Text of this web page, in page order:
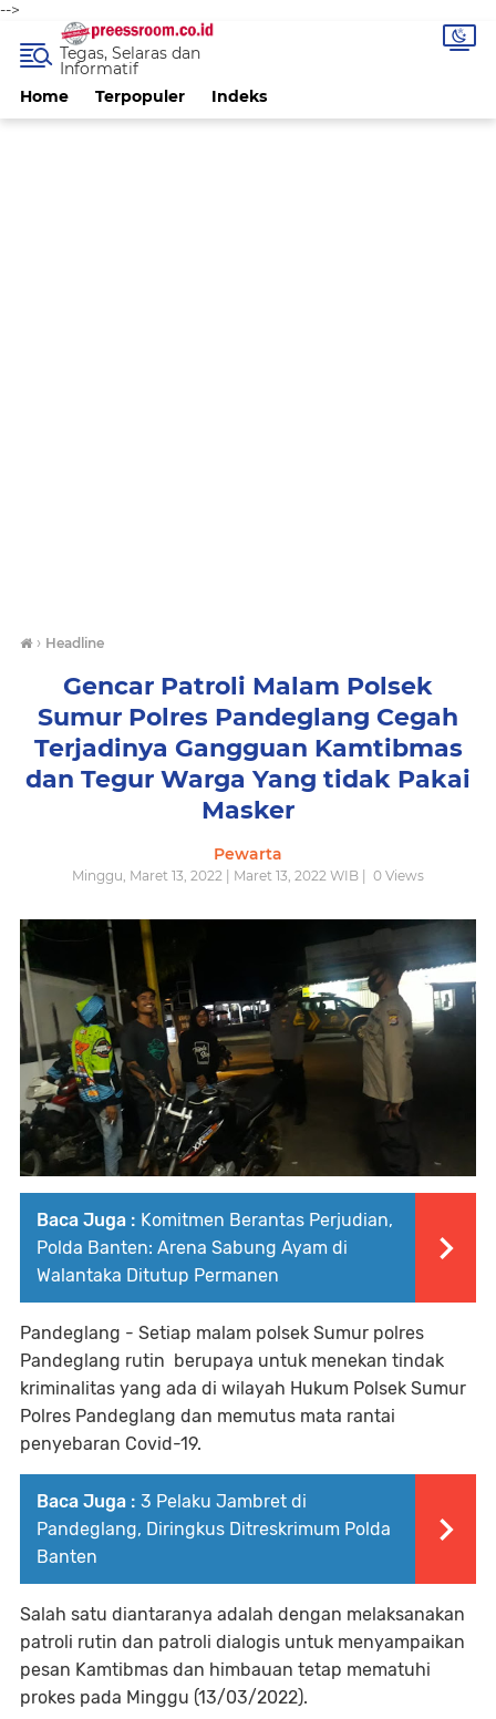
-->
Home Terpopuler Indeks
Tegas, Selaras dan
Informatif
› Headline
Gencar Patroli Malam Polsek
Sumur Polres Pandeglang Cegah
Terjadinya Gangguan Kamtibmas
dan Tegur Warga Yang tidak Pakai
Masker
Pewarta
Minggu, Maret 13, 2022 | Maret 13, 2022 WIB | 0 Views
Baca Juga : Komitmen Berantas Perjudian,
Polda Banten: Arena Sabung Ayam di
Walantaka Ditutup Permanen
Pandeglang - Setiap malam polsek Sumur polres
Pandeglang rutin berupaya untuk menekan tindak
kriminalitas yang ada di wilayah Hukum Polsek Sumur
Polres Pandeglang dan memutus mata rantai
penyebaran Covid-19.
Baca Juga : 3 Pelaku Jambret di
Pandeglang, Diringkus Ditreskrimum Polda
Banten
Salah satu diantaranya adalah dengan melaksanakan
patroli rutin dan patroli dialogis untuk menyampaikan
pesan Kamtibmas dan himbauan tetap mematuhi
prokes pada Minggu (13/03/2022).